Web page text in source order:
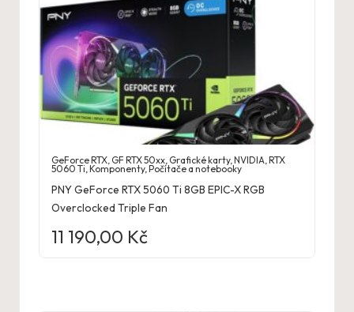
GeForce RTX,GF RTX 50xx,Grafické karty,NVIDIA,RTX
5060 Ti,Komponenty,Počítače a notebooky
PNY GeForce RTX 5060 Ti 8GB EPIC-X RGB
Overclocked Triple Fan
11 190,00 Kč